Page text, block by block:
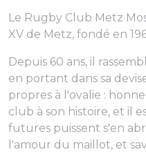
Le Rugby Club Metz
XV de Metz, fondé en
Depuis 60 ans, il
en portant dans sa
propres à l'ovalie :
club à son histoire, et il
futures puissent s'en
l'amour du maillot, et